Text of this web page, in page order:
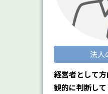
法人
経営者として
観的に判断し